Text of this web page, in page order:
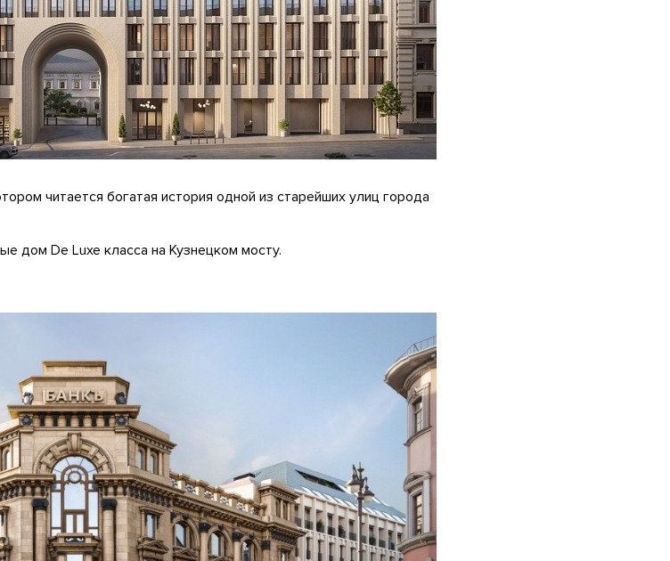
читается богатая история одной из старейших улиц города
дом De Luxe класса на Кузнецком мосту.